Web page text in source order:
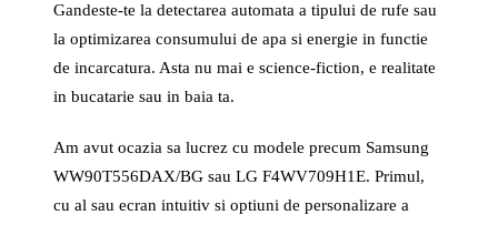
Gandeste-te la detectarea automata a tipului de rufe sau
la optimizarea consumului de apa si energie in functie
de incarcatura. Asta nu mai e science-fiction, e realitate
in bucatarie sau in baia ta.
Am avut ocazia sa lucrez cu modele precum Samsung
WW90T556DAX/BG sau LG F4WV709H1E. Primul,
cu al sau ecran intuitiv si optiuni de personalizare a